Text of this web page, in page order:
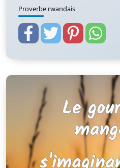
Proverbe rwandais